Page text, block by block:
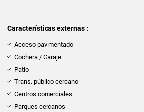
Características externas :
Acceso pavimentado
Cochera / Garaje
Patio
Trans. público cercano
Centros comerciales
Parques cercanos